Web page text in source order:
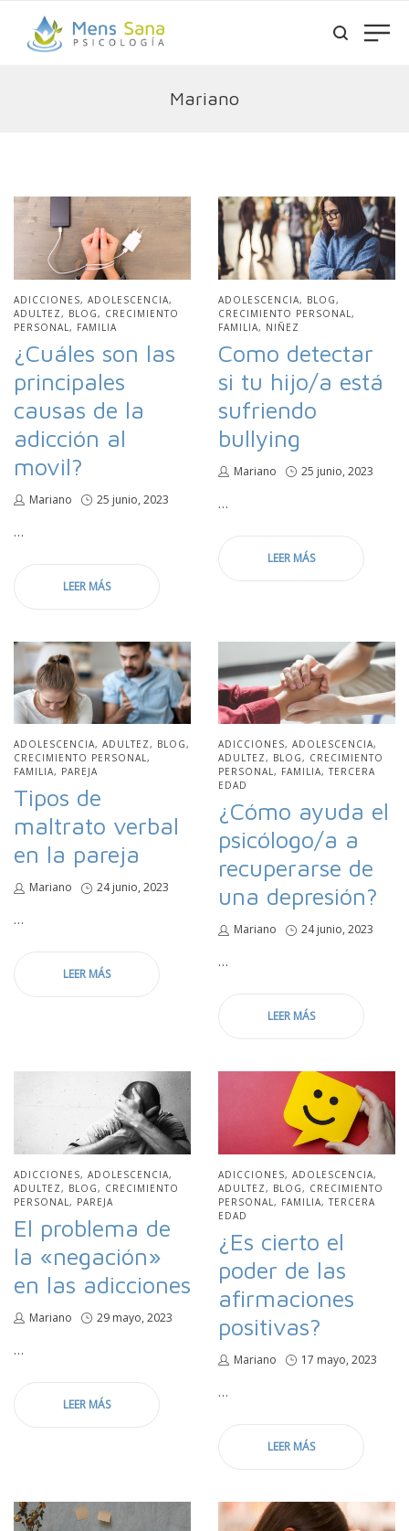
Mariano
PUBLICADO
EN
ADICCIONES
ADOLESCENCIA
ADULTEZ
BLOG
CRECIMIENTO
PERSONAL
FAMILIA
¿Cuáles son las
principales
causas de la
adicción al
movil?
por
Mariano
Publicado
25 junio, 2023
…
LEER MÁS
PUBLICADO
EN
ADOLESCENCIA
BLOG
CRECIMIENTO PERSONAL
FAMILIA
NIÑEZ
Como detectar
si tu hijo/a está
sufriendo
bullying
por
Mariano
Publicado
25 junio, 2023
…
LEER MÁS
PUBLICADO
EN
ADOLESCENCIA ADULTEZ
BLOG
CRECIMIENTO PERSONAL
FAMILIA
PAREJA
Tipos de
maltrato verbal
en la pareja
por
Mariano
Publicado
24 junio, 2023
…
LEER MÁS
PUBLICADO
EN
ADICCIONES
ADOLESCENCIA
ADULTEZ
BLOG
CRECIMIENTO
PERSONAL
FAMILIA TERCERA
EDAD
¿Cómo ayuda el
psicólogo/a a
recuperarse de
una depresión?
por
Mariano
Publicado
24 junio, 2023
…
LEER MÁS
PUBLICADO
EN
ADICCIONES
ADOLESCENCIA
ADULTEZ
BLOG
CRECIMIENTO
PERSONAL
PAREJA
El problema de
la «negación»
en las adicciones
por
Mariano
Publicado
29 mayo, 2023
…
LEER MÁS
PUBLICADO
EN
ADICCIONES
ADOLESCENCIA
ADULTEZ
BLOG
CRECIMIENTO
PERSONAL
FAMILIA TERCERA
EDAD
¿Es cierto el
poder de las
afirmaciones
positivas?
por
Mariano
Publicado
17 mayo, 2023
…
LEER MÁS